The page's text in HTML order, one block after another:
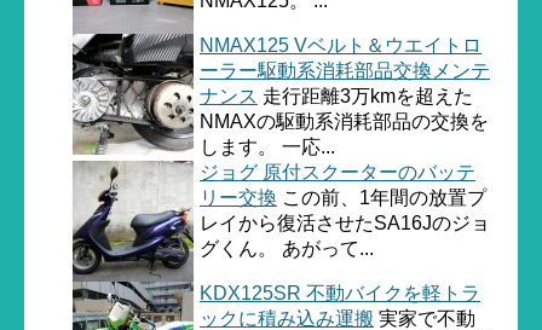
NMAX125 Vベルト＆ウエイトロ
ーラー駆動系消耗部品交換メンテ
ナンス 走行距離3万kmを超えた
NMAXの駆動系消耗部品の交換を
します。 一応...
ジョグ 原付スクーターのバッテ
リー交換 この前、1年間の放置プ
レイから復活させたSA16Jのジョ
グくん。 あがって...
KDX125SR 不動バイクを軽トラ
ックに積み込み運搬 実家で不動